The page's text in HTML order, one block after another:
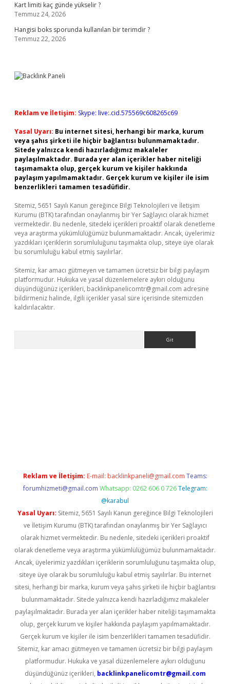
Kart limiti kaç günde yükselir ?
Temmuz 24, 2026
Hangisi boks sporunda kullanılan bir terimdir ?
Temmuz 22, 2026
Reklam ve İletişim: Skype: live:.cid.575569c608265c69
Yasal Uyarı: Bu internet sitesi, herhangi bir marka, kurum
veya şahıs şirketi ile hiçbir bağlantısı bulunmamaktadır.
Sitede yalnızca kendi hazırladığımız makaleler
paylaşılmaktadır. Burada yer alan içerikler haber niteliği
taşımamakta olup, gerçek kurum ve kişiler hakkında
paylaşım yapılmamaktadır. Gerçek kurum ve kişiler ile isim
benzerlikleri tamamen tesadüfidir.
Sitemiz, 5651 Sayılı Kanun gereğince Bilgi Teknolojileri ve İletişim
Kurumu (BTK) tarafından onaylanmış bir Yer Sağlayıcı olarak hizmet
vermektedir. Bu nedenle, sitedeki içerikleri proaktif olarak denetleme
veya araştırma yükümlülüğümüz bulunmamaktadır. Ancak, üyelerimiz
yazdıkları içeriklerin sorumluluğunu taşımakta olup, siteye üye olarak
bu sorumluluğu kabul etmiş sayılırlar.
Sitemiz, kar amacı gütmeyen ve tamamen ücretsiz bir bilgi paylaşım
platformudur. Hukuka ve yasal düzenlemelere aykırı olduğunu
düşündüğünüz içerikleri, backlinkpanelicomtr@gmail.com adresine
bildirmeniz halinde, ilgili içerikler yasal süre içerisinde sitemizden
kaldırılacaktır.
Reklam ve İletişim: E-mail: backlinkpaneli@gmail.com Teams:
forumhizmeti@gmail.com Whatsapp: 0262 606 0 726 Telegram:
@karabul
Yasal Uyarı: Sitemiz, 5651 Sayılı Kanun gereğince Bilgi Teknolojileri
ve İletişim Kurumu (BTK) tarafından onaylanmış bir Yer Sağlayıcı
olarak hizmet vermektedir. Bu nedenle, sitedeki içerikleri proaktif
olarak denetleme veya araştırma yükümlülüğümüz bulunmamaktadır.
Ancak, üyelerimiz yazdıkları içeriklerin sorumluluğunu taşımakta olup,
siteye üye olarak bu sorumluluğu kabul etmiş sayılırlar. Bu internet
sitesi, herhangi bir marka, kurum veya şahıs şirketi ile hiçbir bağlantısı
bulunmamaktadır. Sitede yalnızca kendi hazırladığımız makaleler
paylaşılmaktadır. Burada yer alan içerikler haber niteliği taşımamakta
olup, gerçek kurum ve kişiler hakkında paylaşım yapılmamaktadır.
Gerçek kurum ve kişiler ile isim benzerlikleri tamamen tesadüfidir.
Sitemiz, kar amacı gütmeyen ve tamamen ücretsiz bir bilgi paylaşım
platformudur. Hukuka ve yasal düzenlemelere aykırı olduğunu
düşündüğünüz içerikleri, backlinkpanelicomtr@gmail.com